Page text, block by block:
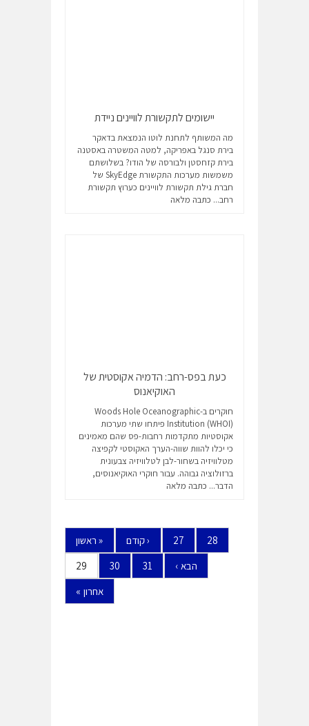
יישומים לתקשורת לוויינים ניידת
מה המשותף לתחנת לוטו הנמצאת בדאקר
בירת סנגל באפריקה, למטה המשטרה באסטנה
בירת קזחסטן ולבורסה של הודו? בשלושתם
משמשות מערכות התקשורת SkyEdge של
חברת גילת תקשורת לוויינים כערוץ תקשורת
רחב... כתבה מלאה
כעת בפס-רחב: הדמיה אקוסטית של
האוקיאנוס
חוקרים ב-Woods Hole Oceanographic
Institution (WHOI) פיתחו שתי מערכות
אקוסטיות מתקדמות רחבות-פס שהם מאמינים
כי יכלו להוות שווה-הערך האקוסטי לקפיצה
מטלוויזיה בשחור-לבן לטלוויזיה צבעונית
ברזולוציה גבוהה. עבור חוקרי האוקיאנוסים,
הדבר... כתבה מלאה
« ראשון ‹קודם 27
28
29
30 31 הבא ›
אחרון »